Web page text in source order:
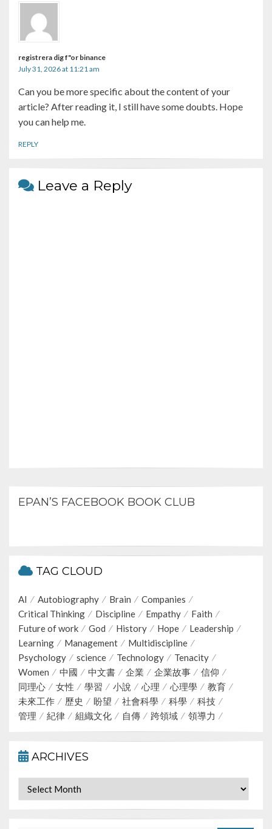
registrera dig f"or binance
July 31, 2026 at 11:21 am
Can you be more specific about the content of your
article? After reading it, I still have some doubts. Hope
you can help me.
REPLY
Leave a Reply
EPAN’S FACEBOOK BOOK CLUB
TAG CLOUD
AI Autobiography Brain
Companies
Critical Thinking
Discipline Empathy
Faith
Future of work
God History Hope
Leadership
Learning
Management
Multidiscipline
Psychology
science Technology
Tenacity
Women
中國 中文書 企業 企業故事
信仰
同理心
女性 學習 小說 心理 心理學
教育
未來工作
歷史 盼望 社會科學 科學
科技
管理
紀律 組織文化 自傳 跨領域 領導力
ARCHIVES
Archives